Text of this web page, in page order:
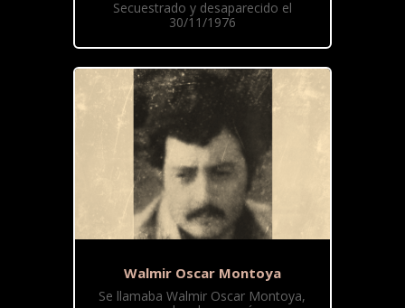
Secuestrado y desaparecido el
30/11/1976
Walmir Oscar Montoya
Se llamaba Walmir Oscar Montoya,